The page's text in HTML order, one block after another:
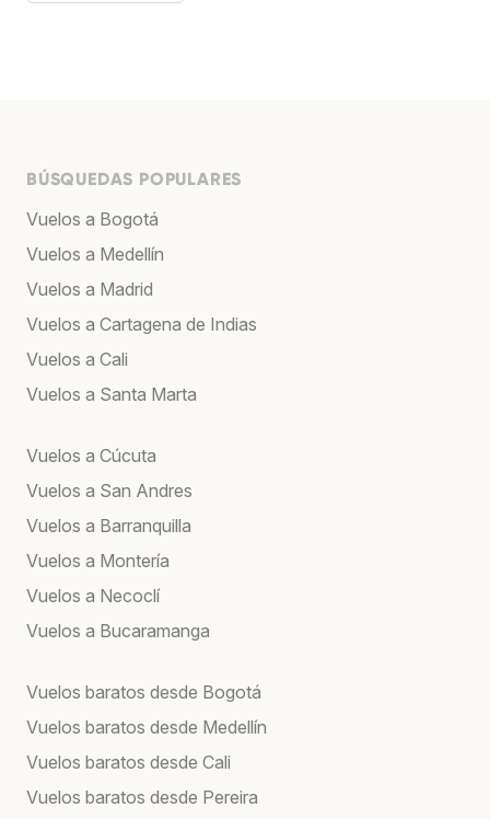
BÚSQUEDAS POPULARES
Vuelos a Bogotá
Vuelos a Medellín
Vuelos a Madrid
Vuelos a Cartagena de Indias
Vuelos a Cali
Vuelos a Santa Marta
Vuelos a Cúcuta
Vuelos a San Andres
Vuelos a Barranquilla
Vuelos a Montería
Vuelos a Necoclí
Vuelos a Bucaramanga
Vuelos baratos desde Bogotá
Vuelos baratos desde Medellín
Vuelos baratos desde Cali
Vuelos baratos desde Pereira